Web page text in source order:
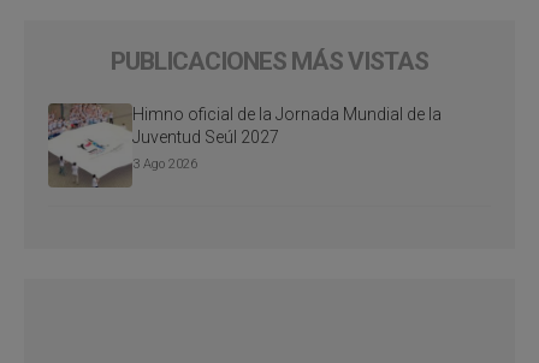
PUBLICACIONES MÁS VISTAS
Himno oficial de la Jornada Mundial de la
Juventud Seúl 2027
3 Ago 2026